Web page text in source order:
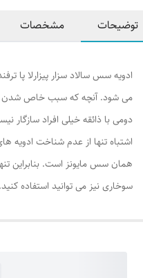
توضیحات مشخصات
ادویه سس سالاد سزار پیزارلا
می شود. آنچه که سبب خاص شدن
دومی با ذائقه خیلی افراد
اشتباه تنها از عدم شناخت ادویه
همان سس مایونز است. بنابراین
سوخاری نیز می توانید استفاده کنید.